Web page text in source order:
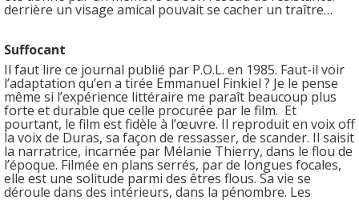
derrière un visage amical pouvait se cacher un traître…
Suffocant
Il faut lire ce journal publié par P.O.L. en 1985. Faut-il voir
l’adaptation qu’en a tirée Emmanuel Finkiel ? Je le pense
même si l’expérience littéraire me paraît beaucoup plus
forte et durable que celle procurée par le film. Et
pourtant, le film est fidèle à l’œuvre. Il reproduit en voix off
la voix de Duras, sa façon de ressasser, de scander. Il saisit
la narratrice, incarnée par Mélanie Thierry, dans le flou de
l’époque. Filmée en plans serrés, par de longues focales,
elle est une solitude parmi des êtres flous. Sa vie se
déroule dans des intérieurs, dans la pénombre. Les